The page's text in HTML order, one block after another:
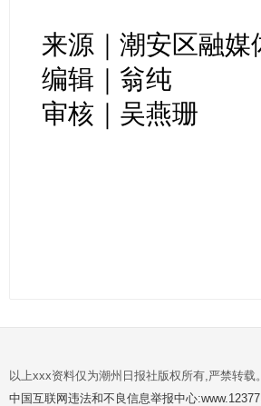
来源｜潮安区融媒
编辑｜翁纯
审核｜吴燕珊
以上xxx资料仅为潮州日报社版权所有,严禁转
中国互联网违法和不良信息举报中心